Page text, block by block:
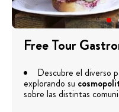
Free Tour
Descubre el diverso
explorando su
sobre las distintas